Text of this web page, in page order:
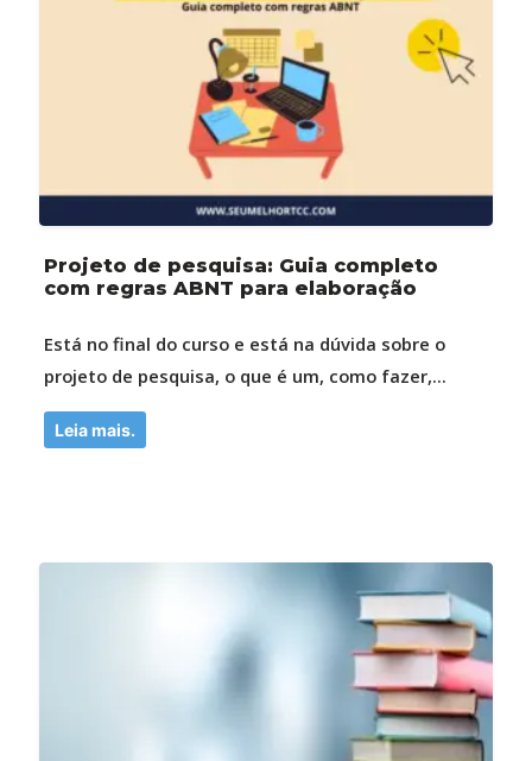
Projeto de pesquisa: Guia completo
com regras ABNT para elaboração
Está no final do curso e está na dúvida sobre o
projeto de pesquisa, o que é um, como fazer,...
Leia mais.